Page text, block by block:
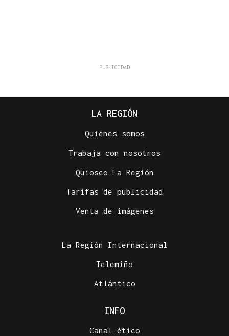
LA REGIÓN
Quiénes somos
Trabaja con nosotros
Quiosco La Región
Tarifas de publicidad
Venta de imágenes
La Región Internacional
Telemiño
Atlántico
INFO
Canal ético